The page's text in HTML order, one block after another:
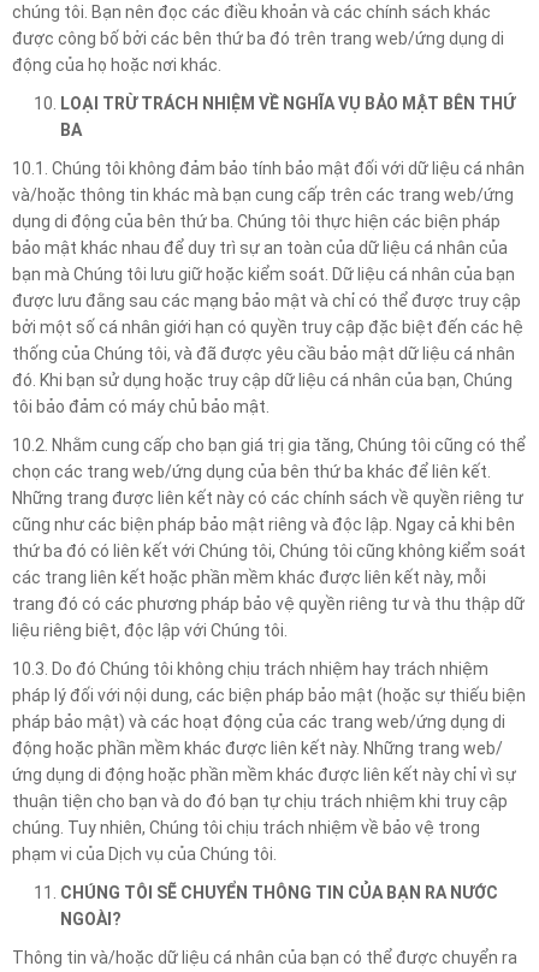
chúng tôi. Bạn nên đọc các điều khoản và các chính sách khác
được công bố bởi các bên thứ ba đó trên trang web/ứng dụng di
động của họ hoặc nơi khác.
LOẠI TRỪ TRÁCH NHIỆM VỀ NGHĨA VỤ BẢO MẬT BÊN THỨ
BA
10.1. Chúng tôi không đảm bảo tính bảo mật đối với dữ liệu cá nhân
và/hoặc thông tin khác mà bạn cung cấp trên các trang web/ứng
dụng di động của bên thứ ba. Chúng tôi thực hiện các biện pháp
bảo mật khác nhau để duy trì sự an toàn của dữ liệu cá nhân của
bạn mà Chúng tôi lưu giữ hoặc kiểm soát. Dữ liệu cá nhân của bạn
được lưu đằng sau các mạng bảo mật và chỉ có thể được truy cập
bởi một số cá nhân giới hạn có quyền truy cập đặc biệt đến các hệ
thống của Chúng tôi, và đã được yêu cầu bảo mật dữ liệu cá nhân
đó. Khi bạn sử dụng hoặc truy cập dữ liệu cá nhân của bạn, Chúng
tôi bảo đảm có máy chủ bảo mật.
10.2. Nhằm cung cấp cho bạn giá trị gia tăng, Chúng tôi cũng có thể
chọn các trang web/ứng dụng của bên thứ ba khác để liên kết.
Những trang được liên kết này có các chính sách về quyền riêng tư
cũng như các biện pháp bảo mật riêng và độc lập. Ngay cả khi bên
thứ ba đó có liên kết với Chúng tôi, Chúng tôi cũng không kiểm soát
các trang liên kết hoặc phần mềm khác được liên kết này, mỗi
trang đó có các phương pháp bảo vệ quyền riêng tư và thu thập dữ
liệu riêng biệt, độc lập với Chúng tôi.
10.3. Do đó Chúng tôi không chịu trách nhiệm hay trách nhiệm
pháp lý đối với nội dung, các biện pháp bảo mật (hoặc sự thiếu biện
pháp bảo mật) và các hoạt động của các trang web/ứng dụng di
động hoặc phần mềm khác được liên kết này. Những trang web/
ứng dụng di động hoặc phần mềm khác được liên kết này chỉ vì sự
thuận tiện cho bạn và do đó bạn tự chịu trách nhiệm khi truy cập
chúng. Tuy nhiên, Chúng tôi chịu trách nhiệm về bảo vệ trong
phạm vi của Dịch vụ của Chúng tôi.
CHÚNG TÔI SẼ CHUYỂN THÔNG TIN CỦA BẠN RA NƯỚC
NGOÀI?
Thông tin và/hoặc dữ liệu cá nhân của bạn có thể được chuyển ra